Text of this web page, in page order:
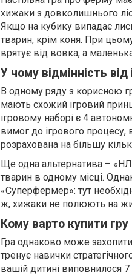
хижаки з довколишнього
Якщо на кубику випадає
тварин, крім коня. При
врятує від вовка, а
У чому відмінність
В одному ряду з корисною
мають схожий ігровий
ігровому наборі є 4
вимог до ігрового процесу,
розрахована на більшу
Ще одна альтернатива –
тварин в одному місці.
«Суперфермер»: тут
ж, хижаки не полюють на
Кому варто купити
Гра однаково може
тренує навички
вашій дитині виповнилося